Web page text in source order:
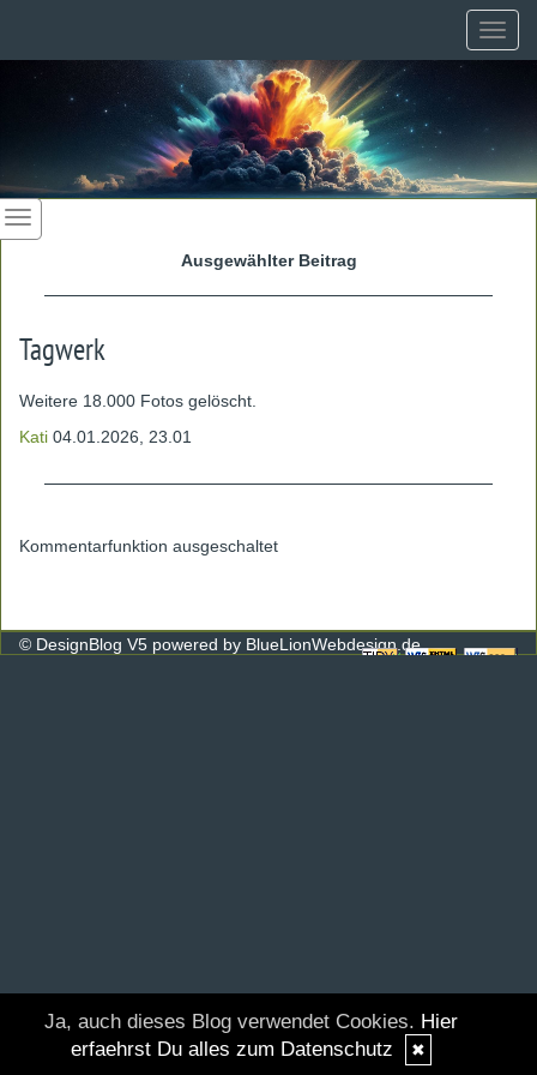
Ausgewählter Beitrag
Tagwerk
Weitere 18.000 Fotos gelöscht.
Kati 04.01.2026, 23.01
Kommentarfunktion ausgeschaltet
© DesignBlog V5 powered by BlueLionWebdesign.de
Ja, auch dieses Blog verwendet Cookies. Hier
erfaehrst Du alles zum Datenschutz
✖